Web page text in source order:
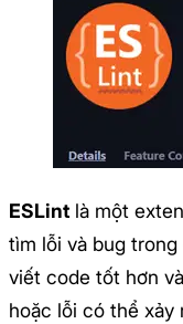
ESLint là một
tìm lỗi và bug
viết code tốt hơn
hoặc lỗi có thể xảy